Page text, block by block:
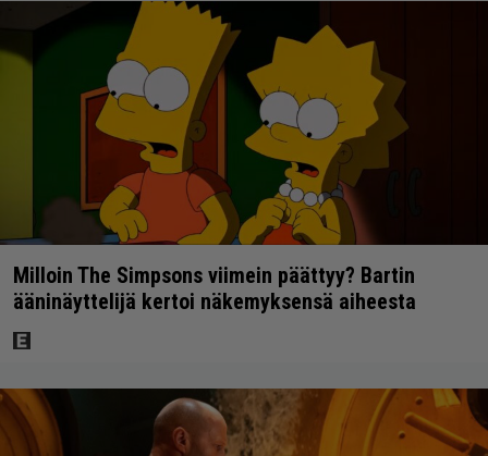
Milloin The Simpsons viimein päättyy? Bartin
ääninäyttelijä kertoi näkemyksensä aiheesta